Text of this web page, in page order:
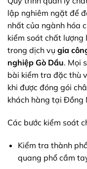
lập nghiêm ngặt để
nhất của ngành hóa
kiểm soát chất
trong dịch vụ gia
nghiệp Gò Dầu. Mọi
bài kiểm tra đặc thù
khi được đóng gói
khách hàng tại Đồng
Các bước kiểm soát
Kiểm tra thành
quang phổ cầm